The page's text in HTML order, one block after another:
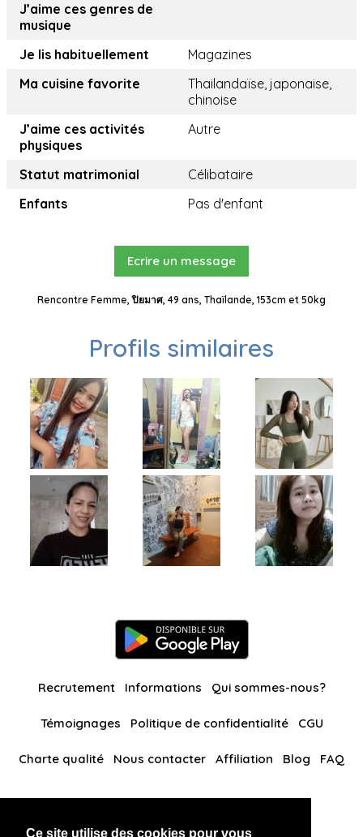
Ce site utilise des cookies pour vous
J’aime ces genres de
musique
Je lis habituellement
Magazines
Ma cuisine favorite
Thailandaïse, japonaise,
chinoise
J’aime ces activités
physiques
Autre
Statut matrimonial
Célibataire
Enfants
Pas d'enfant
Ecrire un message
Rencontre Femme, ปิยมาศ, 49 ans, Thaïlande, 153cm et 50kg
Profils similaires
Recrutement Informations Qui sommes-nous?
Témoignages Politique de confidentialité CGU
Charte qualité Nous contacter Affiliation Blog FAQ